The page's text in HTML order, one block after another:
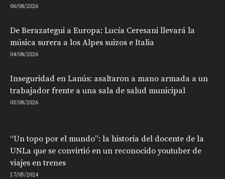
06/08/2026
De Berazategui a Europa: Lucía Ceresani llevará la
música surera a los Alpes suizos e Italia
04/08/2026
Inseguridad en Lanús: asaltaron a mano armada a un
trabajador frente a una sala de salud municipal
03/08/2026
“Un topo por el mundo”: la historia del docente de la
UNLa que se convirtió en un reconocido youtuber de
viajes en trenes
17/05/2024